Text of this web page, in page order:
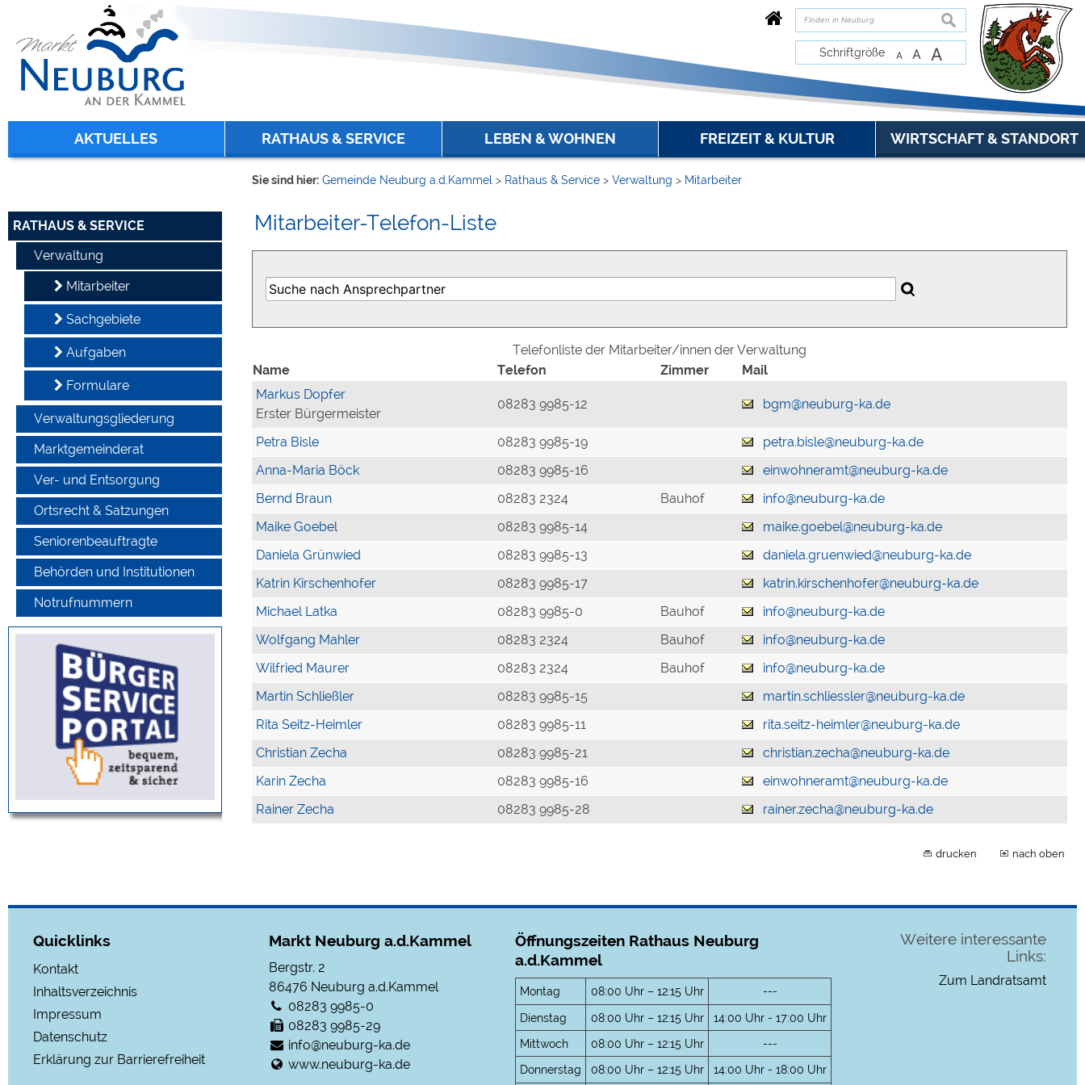
zur Navigation oder zur Startseitespringen.
suchen
Schriftgröße A A A
AKTUELLES RATHAUS & SERVICE LEBEN & WOHNEN FREIZEIT & KULTUR WIRTSCHAFT & STANDORT
RATHAUS & SERVICE
Verwaltung
Mitarbeiter
Sachgebiete
Aufgaben
Formulare
Verwaltungsgliederung
Marktgemeinderat
Ver- und Entsorgung
Ortsrecht & Satzungen
Seniorenbeauftragte
Behörden und Institutionen
Notrufnummern
Sie sind hier: Gemeinde Neuburg a.d.Kammel > Rathaus & Service > Verwaltung > Mitarbeiter
Mitarbeiter-Telefon-Liste
Telefonliste der Mitarbeiter/innen der Verwaltung
Name
Telefon Zimmer
Mail
Markus Dopfer
Erster Bürgermeister
08283 9985-12 bgm@neuburg-ka.de
Petra Bisle 08283 9985-19
petra.bisle@neuburg-ka.de
Anna-Maria Böck
08283 9985-16
einwohneramt@neuburg-ka.de
Bernd Braun
08283 2324 Bauhof
info@neuburg-ka.de
Maike Goebel
08283 9985-14
maike.goebel@neuburg-ka.de
Daniela Grünwied
08283 9985-13
daniela.gruenwied@neuburg-ka.de
Katrin Kirschenhofer
08283 9985-17
katrin.kirschenhofer@neuburg-ka.de
Michael Latka
08283 9985-0 Bauhof
info@neuburg-ka.de
Wolfgang Mahler
08283 2324 Bauhof
info@neuburg-ka.de
Wilfried Maurer
08283 2324 Bauhof
info@neuburg-ka.de
Martin Schließler
08283 9985-15
martin.schliessler@neuburg-ka.de
Rita Seitz-Heimler
08283 9985-11
rita.seitz-heimler@neuburg-ka.de
Christian Zecha
08283 9985-21
christian.zecha@neuburg-ka.de
Karin Zecha
08283 9985-16
einwohneramt@neuburg-ka.de
Rainer Zecha
08283 9985-28 rainer.zecha@neuburg-ka.de
drucken nach oben
Quicklinks
Kontakt
Inhaltsverzeichnis
Impressum
Datenschutz
Erklärung zur Barrierefreiheit
Markt Neuburg a.d.Kammel
Bergstr. 2
86476 Neuburg a.d.Kammel
08283 9985-0
08283 9985-29
info@neuburg-ka.de
www.neuburg-ka.de
Öffnungszeiten Rathaus Neuburg
a.d.Kammel
Montag 08:00 Uhr – 12:15 Uhr
---
Dienstag
08:00 Uhr – 12:15 Uhr
14:00 Uhr - 17:00 Uhr
Mittwoch
08:00 Uhr – 12:15 Uhr
---
Donnerstag
08:00 Uhr – 12:15 Uhr 14:00 Uhr - 18:00 Uhr
Weitere interessante
Links:
Zum Landratsamt